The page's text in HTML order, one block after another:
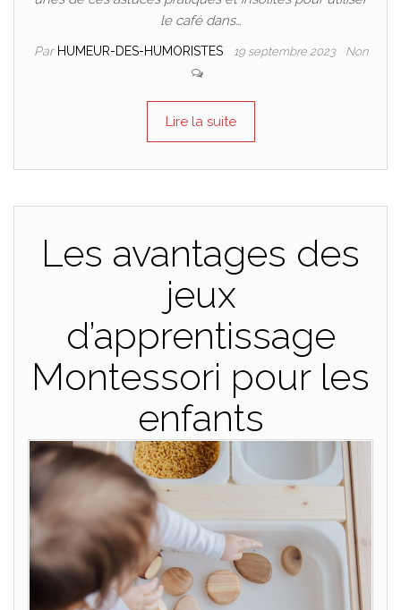
le café dans…
Par HUMEUR-DES-HUMORISTES 19 septembre 2023 Non
Lire la suite
Les avantages des
jeux
d’apprentissage
Montessori pour les
enfants